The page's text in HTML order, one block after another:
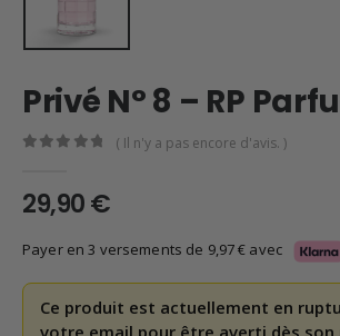
Privé N° 8 – RP
( Il n'y a pas encore d'avis. )
29,90€
Payer en 3 versements de 9,97€ avec
Ce produit est actuellement en